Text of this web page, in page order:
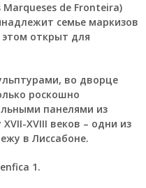
de Fronteira)
семье маркизов
открыт для
во дворце
роскошно
панелями из
XVIII веков – одни из
в Лиссабоне.
1.